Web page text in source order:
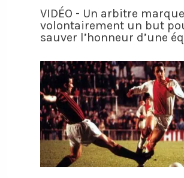
VIDÉO - Un arbitre marque
volontairement un but
sauver l’honneur d’une